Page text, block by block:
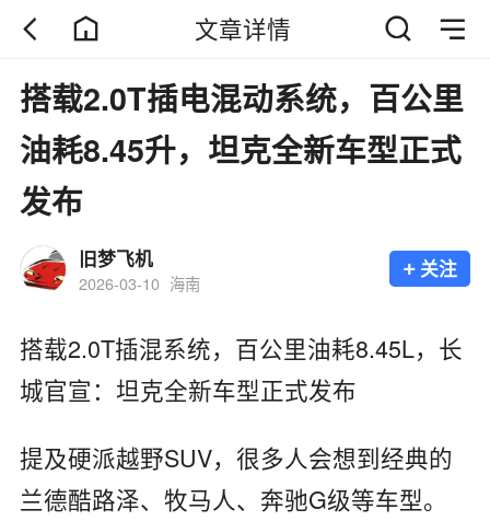
文章详情
搭载2.0T插电混动系统，百公里
油耗8.45升，坦克全新车型正式
发布
旧梦飞机
2026-03-10 海南
+ 关注
搭载2.0T插混系统，百公里油耗8.45L，长
城官宣：坦克全新车型正式发布
提及硬派越野SUV，很多人会想到经典的
兰德酷路泽、牧马人、奔驰G级等车型。